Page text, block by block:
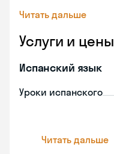
Читать дальше
Услуги и цены
Испанский язык
Уроки испанского
Читать дальше